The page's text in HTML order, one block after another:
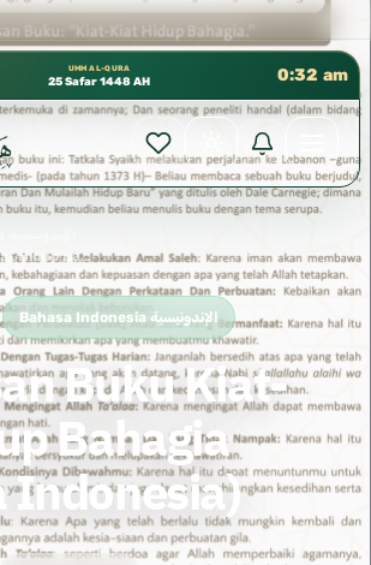
UMM AL-QURA
25 Safar 1448 AH 0:32 am
Ringkasan Buku Kiat-kiat Hidup Bahagia (Bahasa Indonesia)
Bahasa Indonesia الإندونيسية
Buku Kiat-
Bahagia
Indonesia)